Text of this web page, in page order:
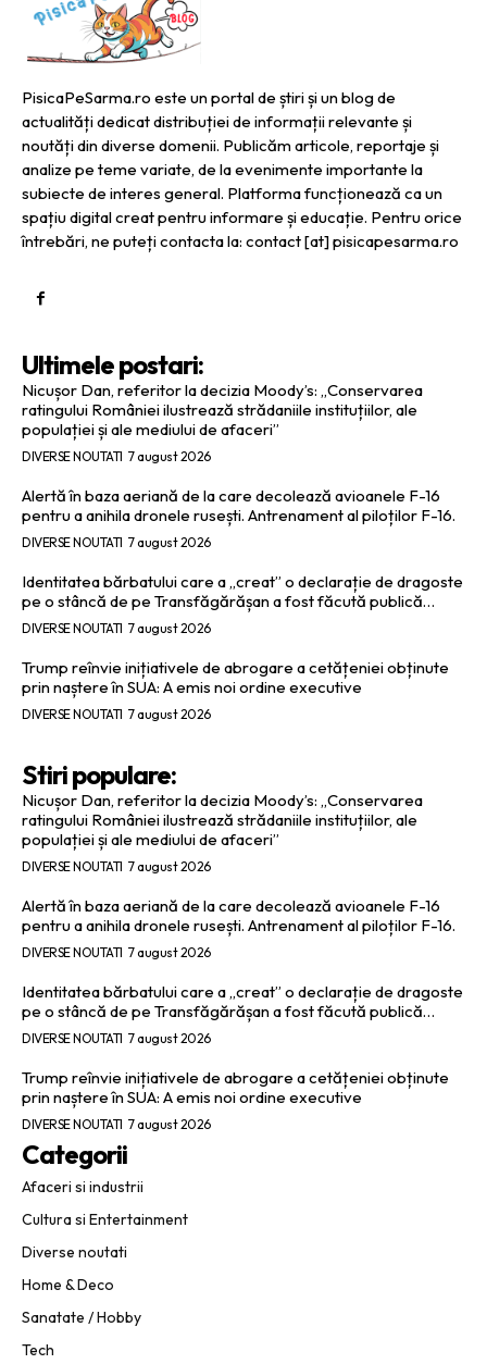
PisicaPeSarma.ro este un portal de știri și un blog de
actualități dedicat distribuției de informații relevante și
noutăți din diverse domenii. Publicăm articole, reportaje și
analize pe teme variate, de la evenimente importante la
subiecte de interes general. Platforma funcționează ca un
spațiu digital creat pentru informare și educație. Pentru orice
întrebări, ne puteți contacta la: contact [at] pisicapesarma.ro
Ultimele postari:
Nicușor Dan, referitor la decizia Moody’s: „Conservarea
ratingului României ilustrează strădaniile instituțiilor, ale
populației și ale mediului de afaceri”
DIVERSE NOUTATI 7 august 2026
Alertă în baza aeriană de la care decolează avioanele F-16
pentru a anihila dronele rusești. Antrenament al piloților F-16.
DIVERSE NOUTATI 7 august 2026
Identitatea bărbatului care a „creat” o declarație de dragoste
pe o stâncă de pe Transfăgărășan a fost făcută publică…
DIVERSE NOUTATI 7 august 2026
Trump reînvie inițiativele de abrogare a cetățeniei obținute
prin naștere în SUA: A emis noi ordine executive
DIVERSE NOUTATI 7 august 2026
Stiri populare:
Nicușor Dan, referitor la decizia Moody’s: „Conservarea
ratingului României ilustrează strădaniile instituțiilor, ale
populației și ale mediului de afaceri”
DIVERSE NOUTATI 7 august 2026
Alertă în baza aeriană de la care decolează avioanele F-16
pentru a anihila dronele rusești. Antrenament al piloților F-16.
DIVERSE NOUTATI 7 august 2026
Identitatea bărbatului care a „creat” o declarație de dragoste
pe o stâncă de pe Transfăgărășan a fost făcută publică…
DIVERSE NOUTATI 7 august 2026
Trump reînvie inițiativele de abrogare a cetățeniei obținute
prin naștere în SUA: A emis noi ordine executive
DIVERSE NOUTATI 7 august 2026
Categorii
Afaceri si industrii
Cultura si Entertainment
Diverse noutati
Home & Deco
Sanatate / Hobby
Tech